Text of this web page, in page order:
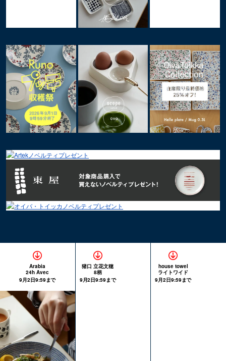
Arabia
24h Avec
9月2日9:59まで
猪口 立花文穂
8柄
9月2日9:59まで
house towel
ライトワイド
9月2日9:59まで